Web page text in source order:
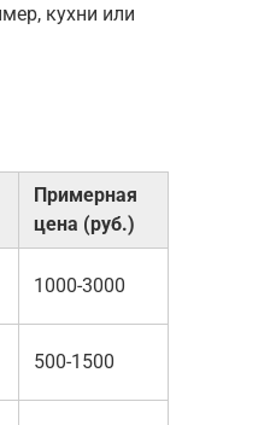
кухни или
Примерная
цена (руб.)
1000-3000
500-1500